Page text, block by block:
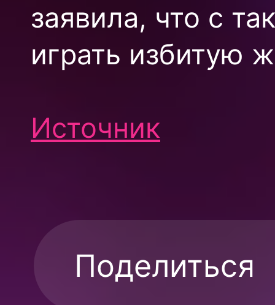
заявила, что с
играть избитую
Источник
Поделиться